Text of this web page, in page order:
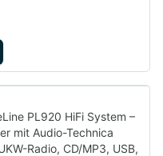
PL920 HiFi System –
mit Audio-Technica
Radio, CD/MP3, USB,